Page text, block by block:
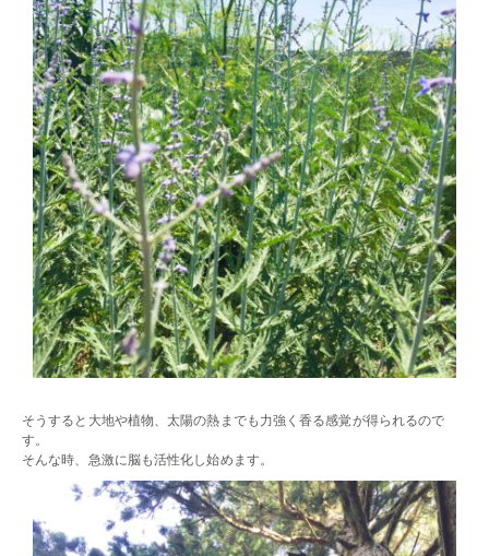
そうすると大地や植物、太陽の熱までも力強く香る感覚が得られるので
す。
そんな時、急激に脳も活性化し始めます。